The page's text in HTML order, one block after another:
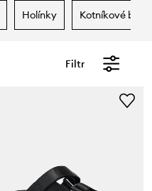
holínky kotníkové boty
Filtr